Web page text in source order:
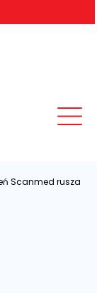
Scanmed rusza